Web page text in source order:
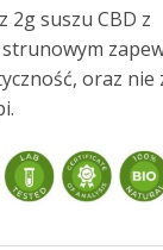
2g suszu CBD z
oraz nie